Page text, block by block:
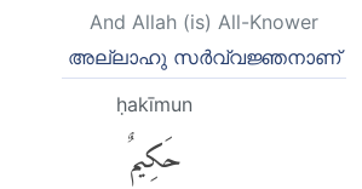
And Allah (is) All-Knower
അല്ലാഹു സർവ്വജ്ഞനാണ്
ḥakīmun
حَكِيمٌ